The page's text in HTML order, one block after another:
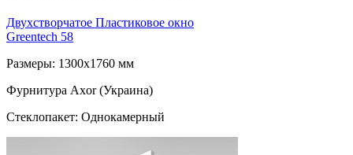
Двухстворчатое Пластиковое окно
Greentech 58
Размеры: 1300x1760 мм
Фурнитура Axor (Украина)
Стеклопакет: Однокамерный